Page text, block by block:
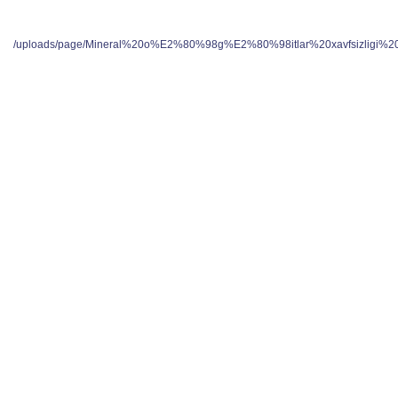
/uploads/page/